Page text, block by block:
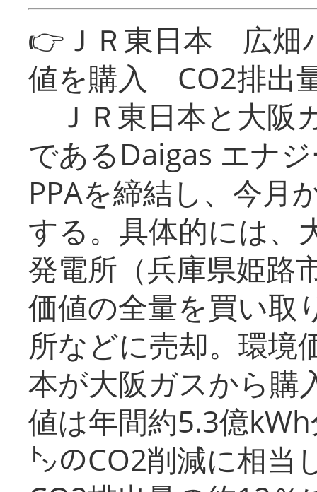
👉ＪＲ東日本 広畑
値を購入 CO2排出
ＪＲ東日本と大阪
であるDaigas エナ
PPAを締結し、今月
する。具体的には、
発電所（兵庫県姫路
価値の全量を買い取
所などに売却。環境
本が大阪ガスから購
値は年間約5.3億
㌧のCO2削減に相当